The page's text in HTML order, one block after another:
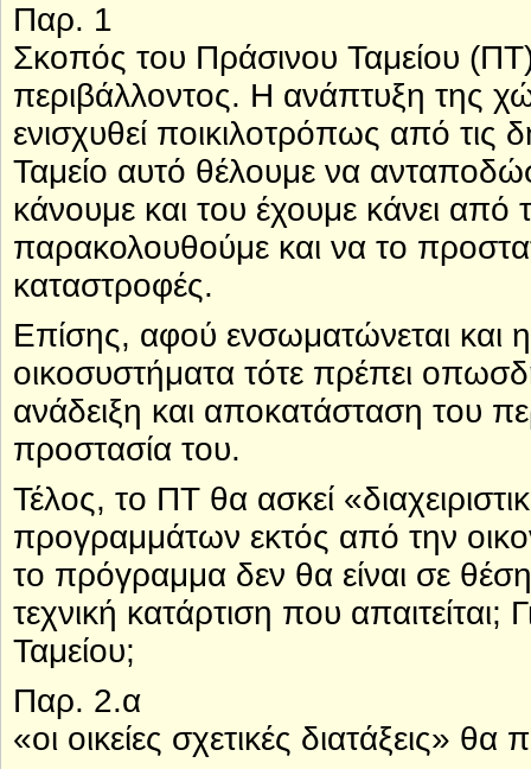
Παρ. 1
Σκοπός του Πράσινου Ταμείου
περιβάλλοντος. Η ανάπτυξη της
ενισχυθεί ποικιλοτρόπως από τις
Ταμείο αυτό θέλουμε να
κάνουμε και του έχουμε κάνει
παρακολουθούμε και να το
καταστροφές.
Επίσης, αφού ενσωματώνεται και
οικοσυστήματα τότε πρέπει
ανάδειξη και αποκατάσταση του
προστασία του.
Τέλος, το ΠΤ θα ασκεί
προγραμμάτων εκτός από την
το πρόγραμμα δεν θα είναι σε θέση
τεχνική κατάρτιση που
Ταμείου;
Παρ. 2.α
«οι οικείες σχετικές διατάξεις»